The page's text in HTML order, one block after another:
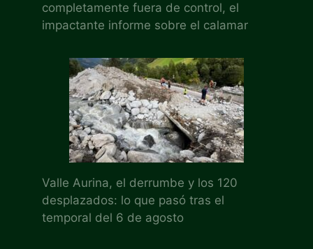
completamente fuera de control, el
impactante informe sobre el calamar
Valle Aurina, el derrumbe y los 120
desplazados: lo que pasó tras el
temporal del 6 de agosto